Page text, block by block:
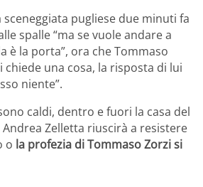
pugliese due minuti fa
spalle “ma se vuole andare a
è la porta”, ora che Tommaso
chiede una cosa, la risposta di lui
niente”.
caldi, dentro e fuori la casa del
Zelletta riuscirà a resistere
o la profezia di Tommaso Zorzi si